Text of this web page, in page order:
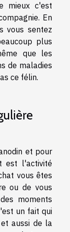
mieux c'est
En
vous sentez
plus
que les
de maladies
ce félin.
et pour
est l'activité
vous êtes
ou de vous
moments
un fait qui
aussi de la